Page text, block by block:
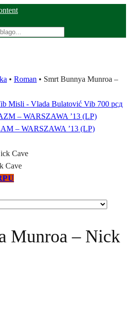
• Roman • Smrt Bunnya Munroa –
Misli - Vlada Bulatović Vib 700 рсд
– WARSZAWA ’13 (LP)
Cave
Munroa – Nick